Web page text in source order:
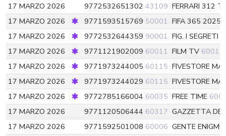
17 MARZO 2026
9772532651302 43109 FERRARI 312
17 MARZO 2026
9771593515769 50001 FIFA 365 2025
17 MARZO 2026
9772532644359 90001 FIG. I SEGRETI
17 MARZO 2026
9771121902009 60011 FILM TV 60011
17 MARZO 2026
9771973244005 60115 FIVESTORE
17 MARZO 2026
9771973244029 60115 FIVESTORE
17 MARZO 2026
9772785166004 60035 FREE TIME
17 MARZO 2026
9771120506444 60317 GAZZETTA
17 MARZO 2026
9771592501008 60006 GENTE